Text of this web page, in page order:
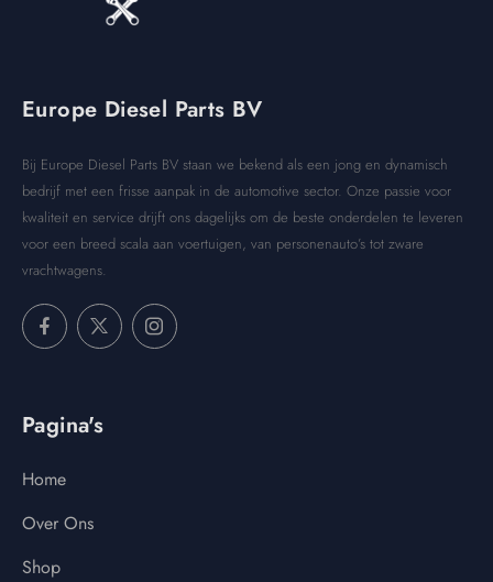
Europe Diesel Parts BV
Bij Europe Diesel Parts BV staan we bekend als een jong en dynamisch
bedrijf met een frisse aanpak in de automotive sector. Onze passie voor
kwaliteit en service drijft ons dagelijks om de beste onderdelen te leveren
voor een breed scala aan voertuigen, van personenauto’s tot zware
vrachtwagens.
Pagina's
Home
Over Ons
Shop